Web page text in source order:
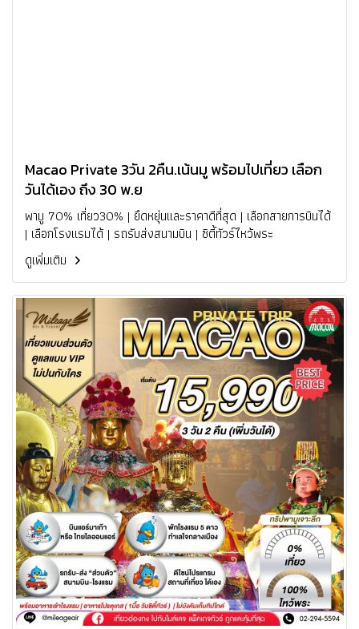
Macao Private 3วัน 2คืน.เน้นมู พร้อมไปเที่ยว เลือก
วันได้เอง ถึง 30 พ.ย
พามู 70% เที่ยว30% | ยึดหยุ่นและราคาดีที่สุด | เลือกสายการบินได้
| เลือกโรงแรมได้ | รถรับส่งสนามบิน | ซิตี้ทัวร์ไหว้พระ
ดูเพิ่มเติม